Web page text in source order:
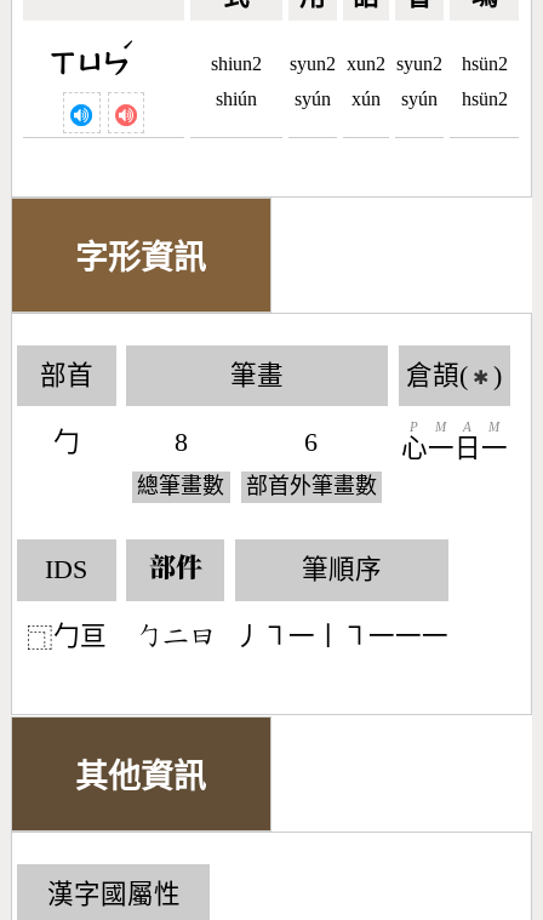
ㄒㄩㄣ
ˊ
shiun2
shiún
syun2
syún
xun2
xún
syun2
syún
hsün2
hsün2
字形資訊
部首
勹
筆畫
8
總筆畫數
6
部首外筆畫數
倉頡( ✱ )
心
P
一
M
日
A
一
M
IDS
⿹勹亘
部件
󶀿󶀒󶃑
筆順序
丿㇕一丨㇕一一一
其他資訊
漢字國屬性